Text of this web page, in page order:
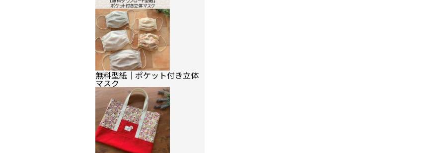
無料型紙｜ポケット付き立体
マスク